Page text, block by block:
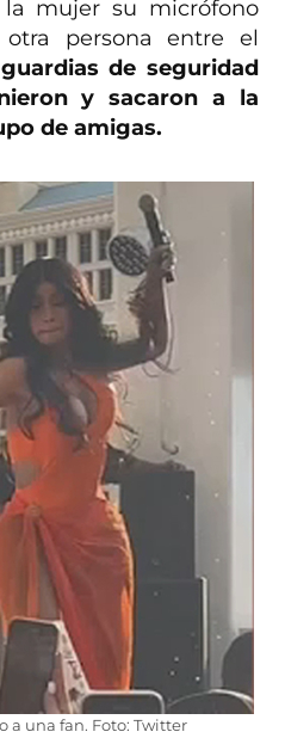
mujer su micrófono
persona entre el
de seguridad
y sacaron a la
de amigas.
a una fan. Foto: Twitter